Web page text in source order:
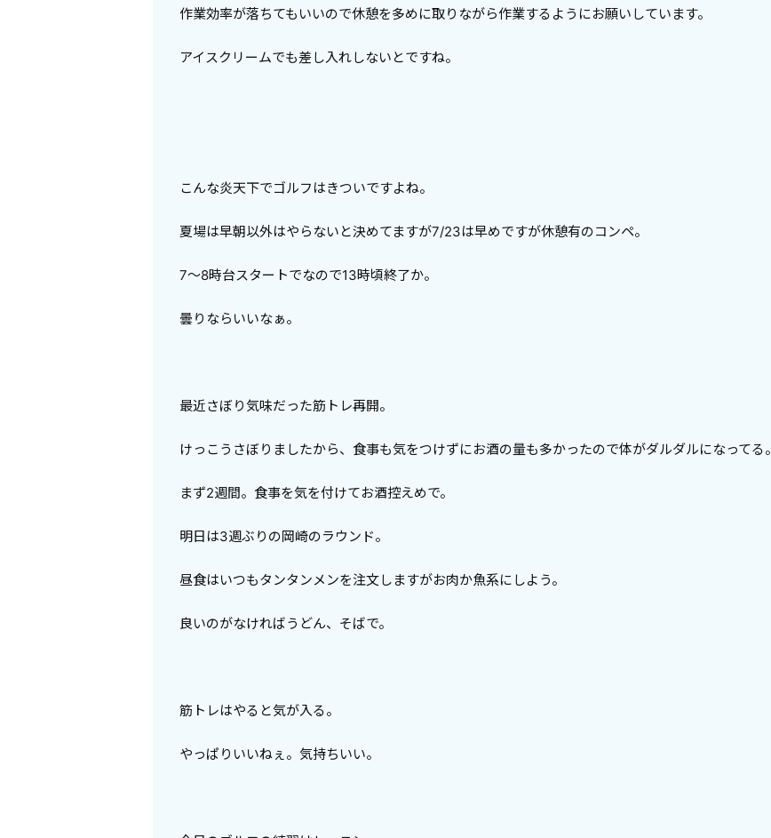
作業効率が落ちてもいいので休憩を多めに取りながら作業するようにお願いしています。
アイスクリームでも差し入れしないとですね。
こんな炎天下でゴルフはきついですよね。
夏場は早朝以外はやらないと決めてますが7/23は早めですが休憩有のコンペ。
7～8時台スタートでなので13時頃終了か。
曇りならいいなぁ。
最近さぼり気味だった筋トレ再開。
けっこうさぼりましたから、食事も気をつけずにお酒の量も多かったので体がダルダルになってる。
まず2週間。食事を気を付けてお酒控えめで。
明日は3週ぶりの岡崎のラウンド。
昼食はいつもタンタンメンを注文しますがお肉か魚系にしよう。
良いのがなければうどん、そばで。
筋トレはやると気が入る。
やっぱりいいねぇ。気持ちいい。